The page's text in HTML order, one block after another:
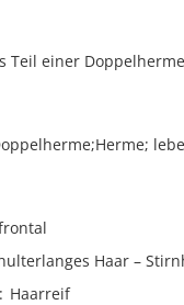
Teil einer
Haar
Haarreif